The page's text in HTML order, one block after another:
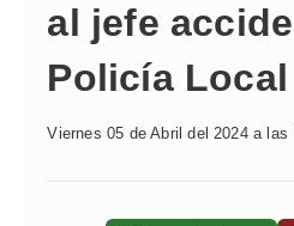
al jefe
Policía
Viernes 05 de Abril del 2024 a las